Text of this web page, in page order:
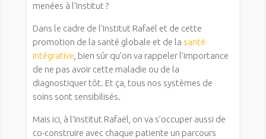
menées à l’Institut ?
Dans le cadre de l’Institut Rafaël et de cette
promotion de la santé globale et de la santé
intégrative, bien sûr qu’on va rappeler l’importance
de ne pas avoir cette maladie ou de la
diagnostiquer tôt. Et ça, tous nos systèmes de
soins sont sensibilisés.
Mais ici, à l’Institut Rafaël, on va s’occuper aussi de
co-construire avec chaque patiente un parcours